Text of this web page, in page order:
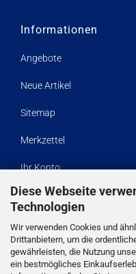
Diese Webseite
Technologien
Wir verwenden Cookies und
Drittanbietern, um die
gewährleisten, die Nutzung
ein bestmögliches
Informationen
Angebote
Neue Artikel
Sitemap
Merkzettel
Ihr Konto
Kasse
Kontaktdaten
Impressum